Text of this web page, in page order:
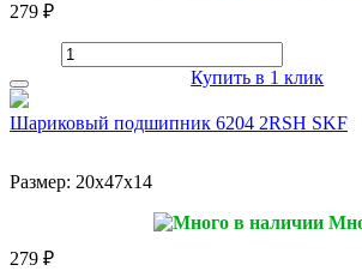
279 ₽
Купить в 1 клик
Шариковый подшипник 6204 2RSH SKF
Размер: 20x47x14
279 ₽